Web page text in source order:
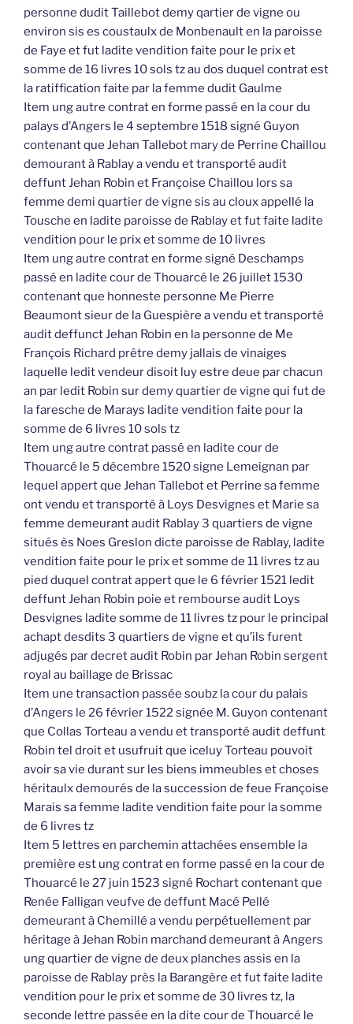
personne dudit Taillebot demy qartier de vigne ou
environ sis es coustaulx de Monbenault en la paroisse
de Faye et fut ladite vendition faite pour le prix et
somme de 16 livres 10 sols tz au dos duquel contrat est
la ratiffication faite par la femme dudit Gaulme
Item ung autre contrat en forme passé en la cour du
palays d’Angers le 4 septembre 1518 signé Guyon
contenant que Jehan Tallebot mary de Perrine Chaillou
demourant à Rablay a vendu et transporté audit
deffunt Jehan Robin et Françoise Chaillou lors sa
femme demi quartier de vigne sis au cloux appellé la
Tousche en ladite paroisse de Rablay et fut faite ladite
vendition pour le prix et somme de 10 livres
Item ung autre contrat en forme signé Deschamps
passé en ladite cour de Thouarcé le 26 juillet 1530
contenant que honneste personne Me Pierre
Beaumont sieur de la Guespière a vendu et transporté
audit deffunct Jehan Robin en la personne de Me
François Richard prêtre demy jallais de vinaiges
laquelle ledit vendeur disoit luy estre deue par chacun
an par ledit Robin sur demy quartier de vigne qui fut de
la faresche de Marays ladite vendition faite pour la
somme de 6 livres 10 sols tz
Item ung autre contrat passé en ladite cour de
Thouarcé le 5 décembre 1520 signe Lemeignan par
lequel appert que Jehan Tallebot et Perrine sa femme
ont vendu et transporté à Loys Desvignes et Marie sa
femme demeurant audit Rablay 3 quartiers de vigne
situés ès Noes Greslon dicte paroisse de Rablay, ladite
vendition faite pour le prix et somme de 11 livres tz au
pied duquel contrat appert que le 6 février 1521 ledit
deffunt Jehan Robin poie et rembourse audit Loys
Desvignes ladite somme de 11 livres tz pour le principal
achapt desdits 3 quartiers de vigne et qu’ils furent
adjugés par decret audit Robin par Jehan Robin sergent
royal au baillage de Brissac
Item une transaction passée soubz la cour du palais
d’Angers le 26 février 1522 signée M. Guyon contenant
que Collas Torteau a vendu et transporté audit deffunt
Robin tel droit et usufruit que iceluy Torteau pouvoit
avoir sa vie durant sur les biens immeubles et choses
héritaulx demourés de la succession de feue Françoise
Marais sa femme ladite vendition faite pour la somme
de 6 livres tz
Item 5 lettres en parchemin attachées ensemble la
première est ung contrat en forme passé en la cour de
Thouarcé le 27 juin 1523 signé Rochart contenant que
Renée Falligan veufve de deffunt Macé Pellé
demeurant à Chemillé a vendu perpétuellement par
héritage à Jehan Robin marchand demeurant à Angers
ung quartier de vigne de deux planches assis en la
paroisse de Rablay près la Barangère et fut faite ladite
vendition pour le prix et somme de 30 livres tz, la
seconde lettre passée en la dite cour de Thouarcé le